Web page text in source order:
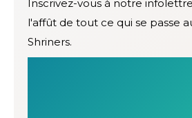
Inscrivez-vous à notre
l'affût de tout ce qui se passe
Shriners.